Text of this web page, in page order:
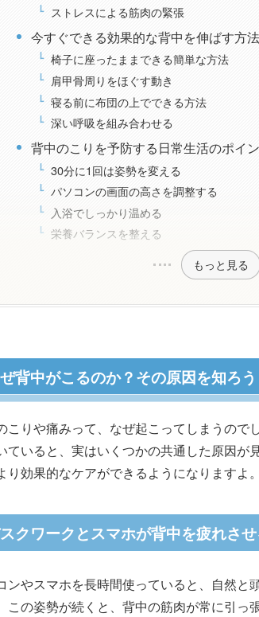
ストレスによる筋肉の緊張
今すぐできる効果的な背中を伸ばす方法
椅子に座ったままできる簡単な方法
肩甲骨周りをほぐす動き
寝る前に布団の上でできる方法
深い呼吸を組み合わせる
背中のこりを予防する日常生活のポイ
30分に1回は姿勢を変える
パソコンの画面の高さを調整する
入浴でしっかり温める
栄養バランスを整える
もっと見る
背中がこるのか？その原因を知ろう
こりや痛みって、なぜ起こってしまうので
ていると、実はいくつかの共通した原因が
り効果的なケアができるようになりますよ。
クワークとスマホが背中を疲れさ
ンやスマホを長時間使っていると、自然と
この姿勢が続くと、背中の筋肉が常に引っ